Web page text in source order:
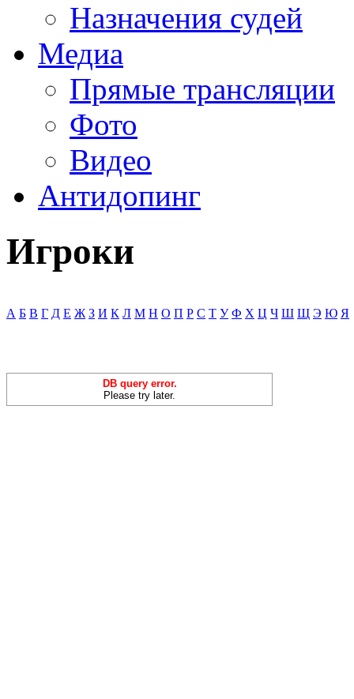
Назначения судей
Медиа
Прямые трансляции
Фото
Видео
Антидопинг
Игроки
А Б В Г Д Е Ж З И К Л М Н О П Р С Т У Ф Х Ц Ч Ш Щ Э Ю Я
DB query error.
Please try later.